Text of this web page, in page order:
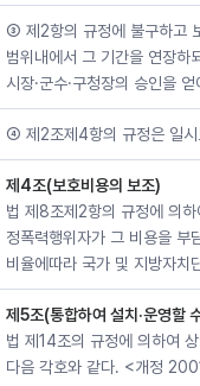
③ 제2항의 규정에 불구하고
범위내에서 그 기간을 연장하
시장·군수·구청장의 승인을
④ 제2조제4항의 규정은 일시
제4조(보호비용의 보조)
법 제8조제2항의 규정에 의
정폭력행위자가 그 비용을 부
비율에따라 국가 및 지방자치
제5조(통합하여 설치·운영할
법 제14조의 규정에 의하여
다음 각호와 같다. <개정